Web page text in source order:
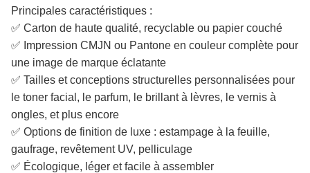
Principales caractéristiques :
✅ Carton de haute qualité, recyclable ou papier couché
✅ Impression CMJN ou Pantone en couleur complète pour
une image de marque éclatante
✅ Tailles et conceptions structurelles personnalisées pour
le toner facial, le parfum, le brillant à lèvres, le vernis à
ongles, et plus encore
✅ Options de finition de luxe : estampage à la feuille,
gaufrage, revêtement UV, pelliculage
✅ Écologique, léger et facile à assembler